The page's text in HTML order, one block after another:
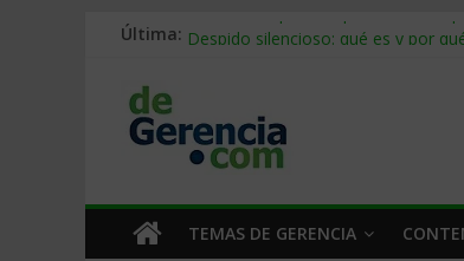
Última: Stablecoins para empresas: cómo
Trabajo forzoso en la cadena de
Mercado hispano de EE. UU.: cómo
TEMAS DE GERENCIA